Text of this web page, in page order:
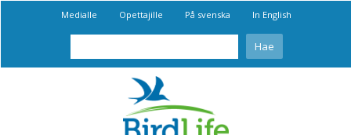
Medialle Opettajille På svenska In English